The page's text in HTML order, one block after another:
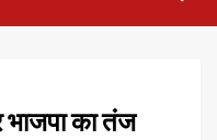
का तंज